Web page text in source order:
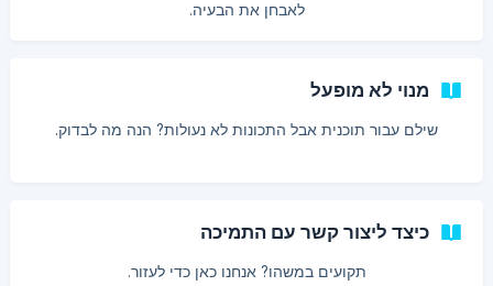
לאבחן את הבעיה.
מנוי לא מופעל
שילם עבור תוכנית אבל התכונות לא נעולות? הנה מה לבדוק.
כיצד ליצור קשר עם התמיכה
תקועים במשהו? אנחנו כאן כדי לעזור.